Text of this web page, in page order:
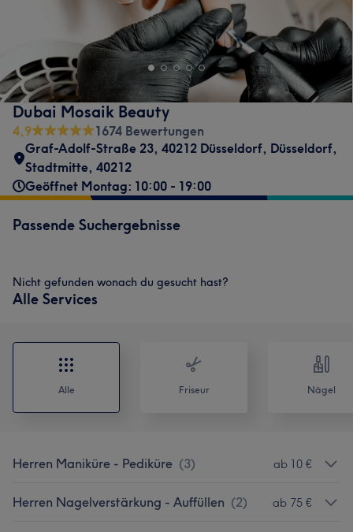
Dubai Mosaik Beauty
4,9
1674 Bewertungen
Graf-Adolf-Straße 23, 40212 Düsseldorf, Düsseldorf,
Stadtmitte, 40212
Geöffnet Montag: 10:00 - 19:00
Passende Suchergebnisse
Nicht gefunden wonach du gesucht hast?
Alle Services
Alle Friseur Nägel
Herren Maniküre - Pediküre (3) ab 10 €
Herren Nagelverstärkung - Auffüllen (2) ab 75 €